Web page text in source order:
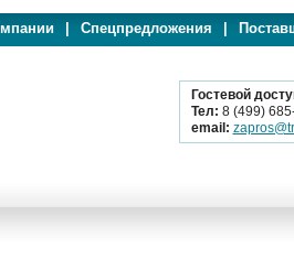
Спецпредложения
Гостевой
Тел: 8 (499)
email: